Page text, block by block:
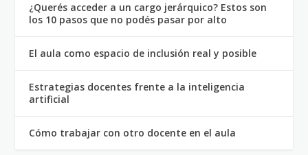
¿Querés acceder a un cargo jerárquico? Estos son
los 10 pasos que no podés pasar por alto
El aula como espacio de inclusión real y posible
Estrategias docentes frente a la inteligencia
artificial
Cómo trabajar con otro docente en el aula